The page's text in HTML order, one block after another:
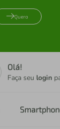
Quero
Olá!
Faça seu login